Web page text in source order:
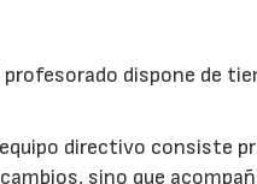
dispone de
directivo consiste
sino que